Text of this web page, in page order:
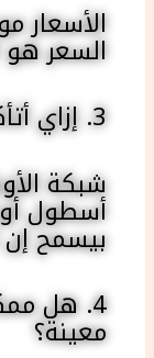
الأسعار
السعر هو
3. إزاي أتأكد إن الخدمة سريعة فعلًا؟
شبكة
أسطول
بيسمح
4. هل
معينة؟